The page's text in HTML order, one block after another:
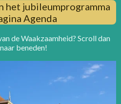
het jubileumprogramma
Agenda
de Waakzaamheid? Scroll dan
beneden!